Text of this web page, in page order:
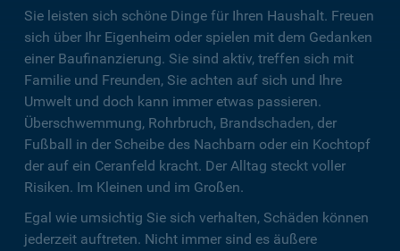
Sie leisten sich schöne Dinge für Ihren Haushalt. Freuen
sich über Ihr Eigenheim oder spielen mit dem Gedanken
einer Baufinanzierung. Sie sind aktiv, treffen sich mit
Familie und Freunden, Sie achten auf sich und Ihre
Umwelt und doch kann immer etwas passieren.
Überschwemmung, Rohrbruch, Brandschaden, der
Fußball in der Scheibe des Nachbarn oder ein Kochtopf
der auf ein Ceranfeld kracht. Der Alltag steckt voller
Risiken. Im Kleinen und im Großen.
Egal wie umsichtig Sie sich verhalten, Schäden können
jederzeit auftreten. Nicht immer sind es äußere